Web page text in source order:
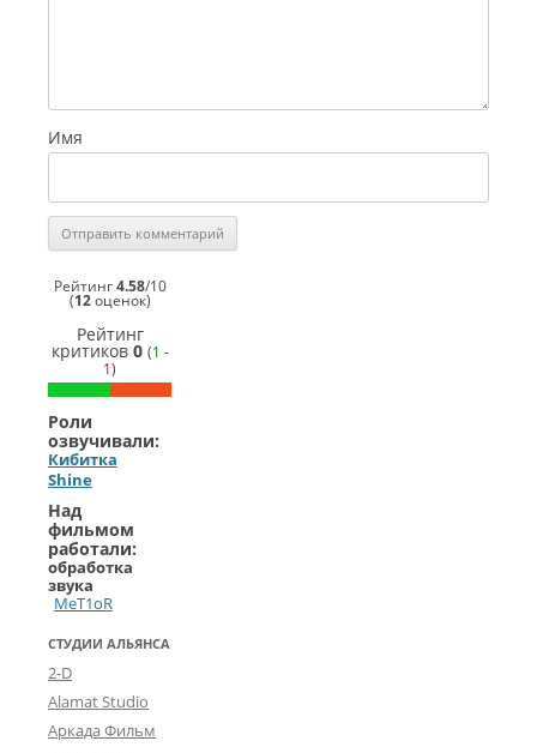
Имя
Рейтинг4.58/10
(12оценок)
Рейтинг
критиков 0 (1 -
1)
Роли
озвучивали:
Кибитка
Shine
Над
фильмом
работали:
обработка
звука
MeT1oR
СТУДИИ АЛЬЯНСА
2-D
Alamat Studio
Аркада Фильм